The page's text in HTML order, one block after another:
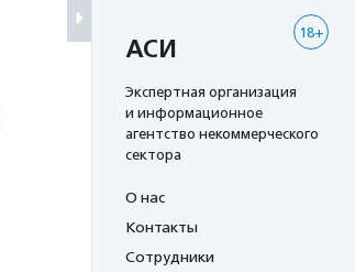
18+
АСИ
Экспертная организация
и информационное
агентство некоммерческого
сектора
О нас
Контакты
Сотрудники